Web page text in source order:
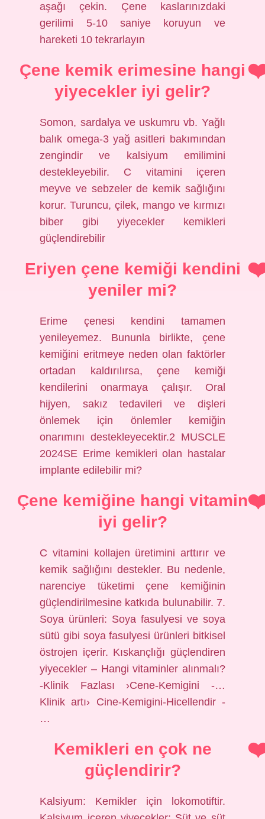
aşağı çekin. Çene kaslarınızdaki
gerilimi 5-10 saniye koruyun ve
hareketi 10 tekrarlayın
Çene kemik erimesine hangi
yiyecekler iyi gelir?
Somon, sardalya ve uskumru vb. Yağlı
balık omega-3 yağ asitleri bakımından
zengindir ve kalsiyum emilimini
destekleyebilir. C vitamini içeren
meyve ve sebzeler de kemik sağlığını
korur. Turuncu, çilek, mango ve kırmızı
biber gibi yiyecekler kemikleri
güçlendirebilir
Eriyen çene kemiği kendini
yeniler mi?
Erime çenesi kendini tamamen
yenileyemez. Bununla birlikte, çene
kemiğini eritmeye neden olan faktörler
ortadan kaldırılırsa, çene kemiği
kendilerini onarmaya çalışır. Oral
hijyen, sakız tedavileri ve dişleri
önlemek için önlemler kemiğin
onarımını destekleyecektir.2 MUSCLE
2024SE Erime kemikleri olan hastalar
implante edilebilir mi?
Çene kemiğine hangi vitamin
iyi gelir?
C vitamini kollajen üretimini arttırır ve
kemik sağlığını destekler. Bu nedenle,
narenciye tüketimi çene kemiğinin
güçlendirilmesine katkıda bulunabilir. 7.
Soya ürünleri: Soya fasulyesi ve soya
sütü gibi soya fasulyesi ürünleri bitkisel
östrojen içerir. Kıskançlığı güçlendiren
yiyecekler – Hangi vitaminler alınmalı?
-Klinik Fazlası ›Cene-Kemigini -…
Klinik artı› Cine-Kemigini-Hicellendir -
…
Kemikleri en çok ne
güçlendirir?
Kalsiyum: Kemikler için lokomotiftir.